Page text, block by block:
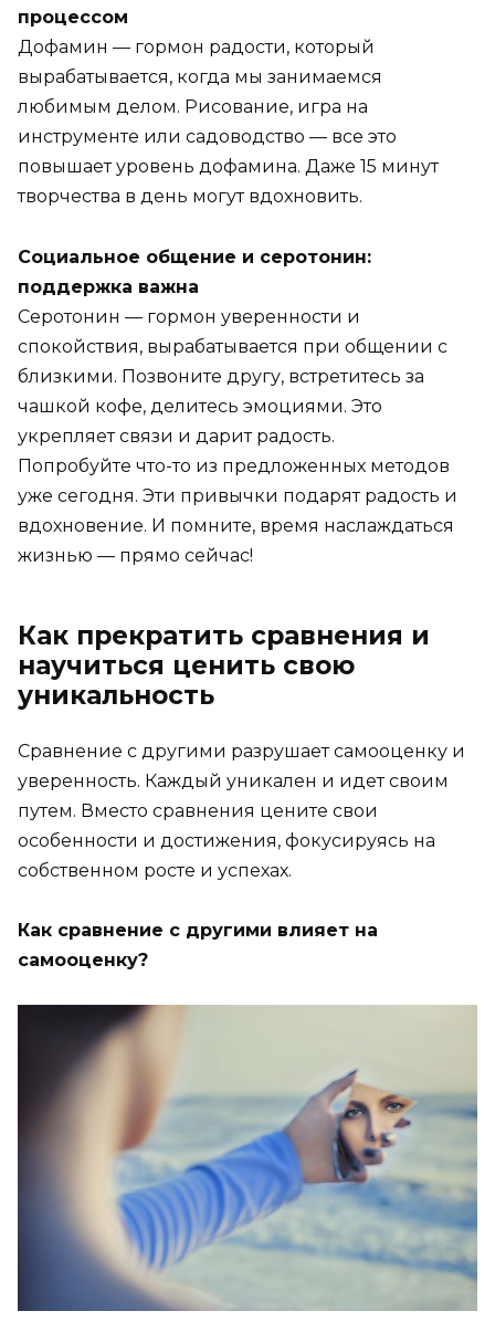
процессом
Дофамин — гормон радости, который
вырабатывается, когда мы занимаемся
любимым делом. Рисование, игра на
инструменте или садоводство — все это
повышает уровень дофамина. Даже 15 минут
творчества в день могут вдохновить.
Социальное общение и серотонин:
поддержка важна
Серотонин — гормон уверенности и
спокойствия, вырабатывается при общении с
близкими. Позвоните другу, встретитесь за
чашкой кофе, делитесь эмоциями. Это
укрепляет связи и дарит радость.
Попробуйте что-то из предложенных методов
уже сегодня. Эти привычки подарят радость и
вдохновение. И помните, время наслаждаться
жизнью — прямо сейчас!
Как прекратить сравнения и
научиться ценить свою
уникальность
Сравнение с другими разрушает самооценку и
уверенность. Каждый уникален и идет своим
путем. Вместо сравнения цените свои
особенности и достижения, фокусируясь на
собственном росте и успехах.
Как сравнение с другими влияет на
самооценку?